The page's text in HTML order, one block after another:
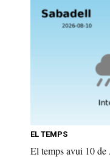
EL TEMPS
El temps avui 10 de